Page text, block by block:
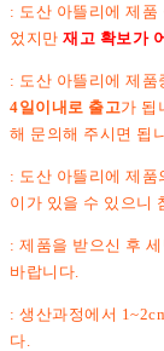
: 도산 아뜰리에 제품
었지만재고 확보가
: 도산 아뜰리에 제품
4일이내로 출고가 됩
해 문의해 주시면 됩
: 도산 아뜰리에 제
이가 있을 수 있으니
: 제품을 받으신 후
바랍니다.
: 생산과정에서
다.